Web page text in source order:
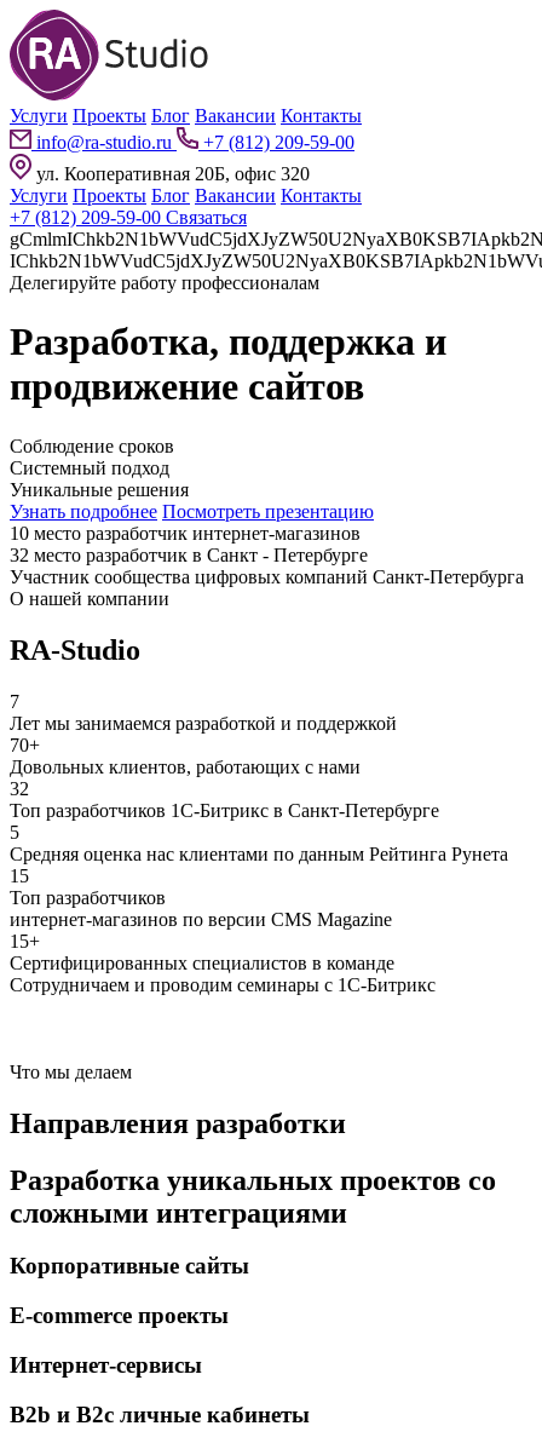
Услуги Проекты Блог Вакансии Контакты
info@ra-studio.ru
+7 (812) 209-59-00
ул. Кооперативная 20Б, офис 320
Услуги Проекты Блог Вакансии Контакты
+7 (812) 209-59-00 Связаться
Делегируйте работу профессионалам
Разработка, поддержка и
продвижение сайтов
Соблюдение сроков
Системный подход
Уникальные решения
Узнать подробнее Посмотреть презентацию
10 место разработчик интернет-магазинов
32 место разработчик в Санкт - Петербурге
Участник сообщества цифровых компаний Санкт-Петербурга
О нашей компании
RA-Studio
7
Лет мы занимаемся разработкой и поддержкой
70+
Довольных клиентов, работающих с нами
32
Топ разработчиков 1С-Битрикс в Санкт-Петербурге
5
Средняя оценка нас клиентами по данным Рейтинга Рунета
15
Топ разработчиков
интернет-магазинов по версии CMS Magazine
15+
Сертифицированных специалистов в команде
Сотрудничаем и проводим семинары с 1С-Битрикс
Что мы делаем
Направления разработки
Разработка уникальных проектов со
сложными интеграциями
Корпоративные сайты
E-commerce проекты
Интернет-сервисы
B2b и B2c личные кабинеты